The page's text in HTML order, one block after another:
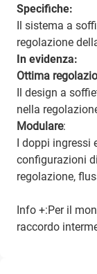
Specifiche:
Il sistema a
regolazione
In evidenza:
Ottima
Il design a
nella
Modulare:
I doppi
configurazioni
regolazione,
Info +:Per il
raccordo